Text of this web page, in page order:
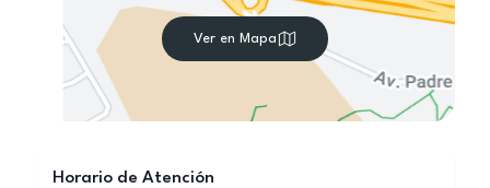
Ver en Mapa
Horario de Atención